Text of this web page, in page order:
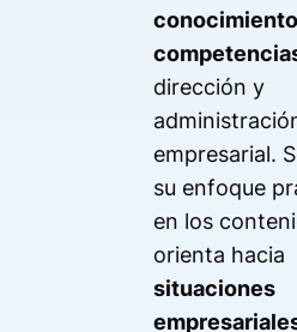
dirección y
empresarial.
su enfoque
en los
orienta hacia
situaciones